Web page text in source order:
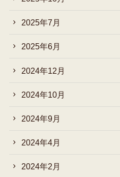
2025年7月
2025年6月
2024年12月
2024年10月
2024年9月
2024年4月
2024年2月